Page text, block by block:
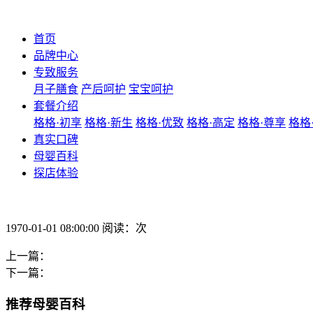
首页
品牌中心
专致服务
月子膳食 产后呵护 宝宝呵护
套餐介绍
格格·初享 格格·新生 格格·优致 格格·高定 格格·尊享 格格
真实口碑
母婴百科
探店体验
1970-01-01 08:00:00 阅读：次
上一篇：
下一篇：
推荐母婴百科